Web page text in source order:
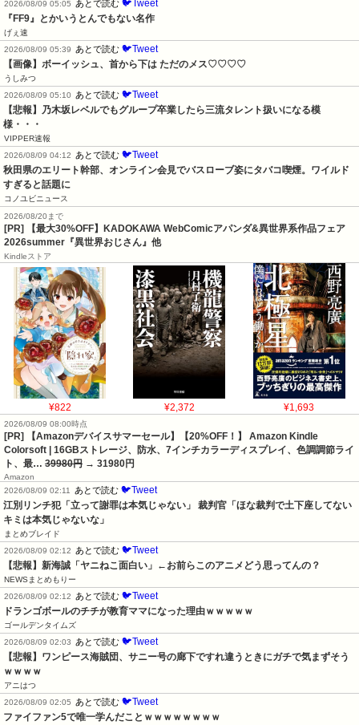
2026/08/09 05:05 あとで読む 🐦Tweet
『FF9』とかいうとんでもない名作
げぇ速
2026/08/09 05:39
あとで読む 🐦Tweet
【画像】ボーイッシュ、首から下は ただのメス♡♡♡♡
うしみつ
2026/08/09 05:10
あとで読む 🐦Tweet
【悲報】乃木坂レベルでもグループ卒業したら三流タレント扱いになる模
様・・・
VIPPER速報
2026/08/09 04:12
あとで読む 🐦Tweet
秋田県のエリート幹部、オンライン会見でバスローブ姿にタバコ喫煙。ワイルド
すぎると話題に
コノユビニュース
2026/08/20まで
[PR] 【最大30%OFF】KADOKAWA WebComicアパンダ&異世界系作品フェア
2026summer『異世界おじさん』他
Kindleストア
¥822 ¥2,372 ¥1,693
2026/08/09 08:00時点
[PR] 【Amazonデバイスサマーセール】【20%OFF！】 Amazon Kindle
Colorsoft | 16GBストレージ、防水、7インチカラーディスプレイ、色調調節ライ
ト、最… 39980円 → 31980円
Amazon
2026/08/09 02:11
あとで読む 🐦Tweet
江別リンチ犯「立って謝罪は本気じゃない」 裁判官「ほな裁判で土下座してない
キミは本気じゃないな」
まとめブレイド
2026/08/09 02:12
あとで読む 🐦Tweet
【悲報】新海誠「ヤニねこ面白い」←お前らこのアニメどう思ってんの？
NEWSまとめもりー
2026/08/09 02:12
あとで読む 🐦Tweet
ドランゴボールのチチが教育ママになった理由ｗｗｗｗｗ
ゴールデンタイムズ
2026/08/09 02:03
あとで読む 🐦Tweet
【悲報】ワンピース海賊団、サニー号の廊下ですれ違うときにガチで気まずそう
ｗｗｗｗ
アニはつ
2026/08/09 02:05
あとで読む 🐦Tweet
ファイファン5で唯一学んだことｗｗｗｗｗｗｗｗ